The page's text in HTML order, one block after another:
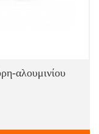
αλουμινίου